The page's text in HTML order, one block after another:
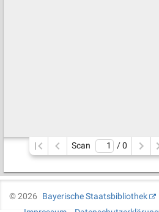
Scan / 0
©2026
Bayerische Staatsbibliothek